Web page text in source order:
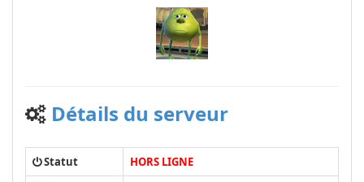
Détails du serveur
Statut
HORS LIGNE